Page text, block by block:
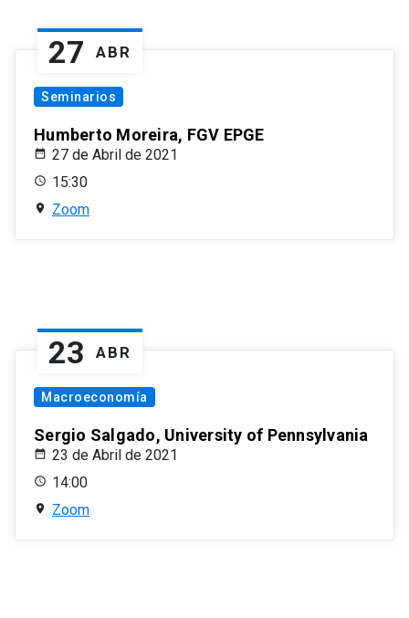
27 ABR
Seminarios
Humberto Moreira, FGV EPGE
27 de Abril de 2021
15:30
Zoom
23 ABR
Macroeconomía
Sergio Salgado, University of Pennsylvania
23 de Abril de 2021
14:00
Zoom